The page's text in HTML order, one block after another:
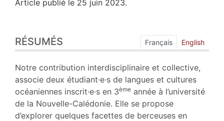
Article publié le 25 juin 2023.
Index
Plan
Texte
Bibliographie
Notes
Citer cet article
Auteurs
RÉSUMÉS Français English
Notre contribution interdisciplinaire et collective,
associe deux étudiant·e·s de langues et cultures
océaniennes inscrit·e·s en 3ème année à l’université
de la Nouvelle-Calédonie. Elle se propose
d’explorer quelques facettes de berceuses en